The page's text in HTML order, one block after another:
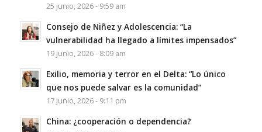
25 junio, 2026 - 9:59 am
Consejo de Niñez y Adolescencia: “La
vulnerabilidad ha llegado a límites impensados”
19 junio, 2026 - 8:09 am
Exilio, memoria y terror en el Delta: “Lo único
que nos puede salvar es la comunidad”
17 junio, 2026 - 9:11 pm
China: ¿cooperación o dependencia?